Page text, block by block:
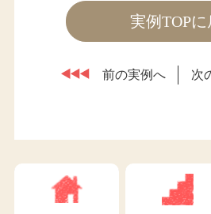
実例TOPに
前の実例へ 次